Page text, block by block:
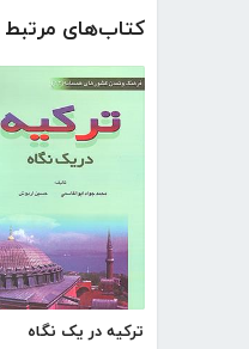
کتاب‌های مرتبط
ترکیه در یک نگاه